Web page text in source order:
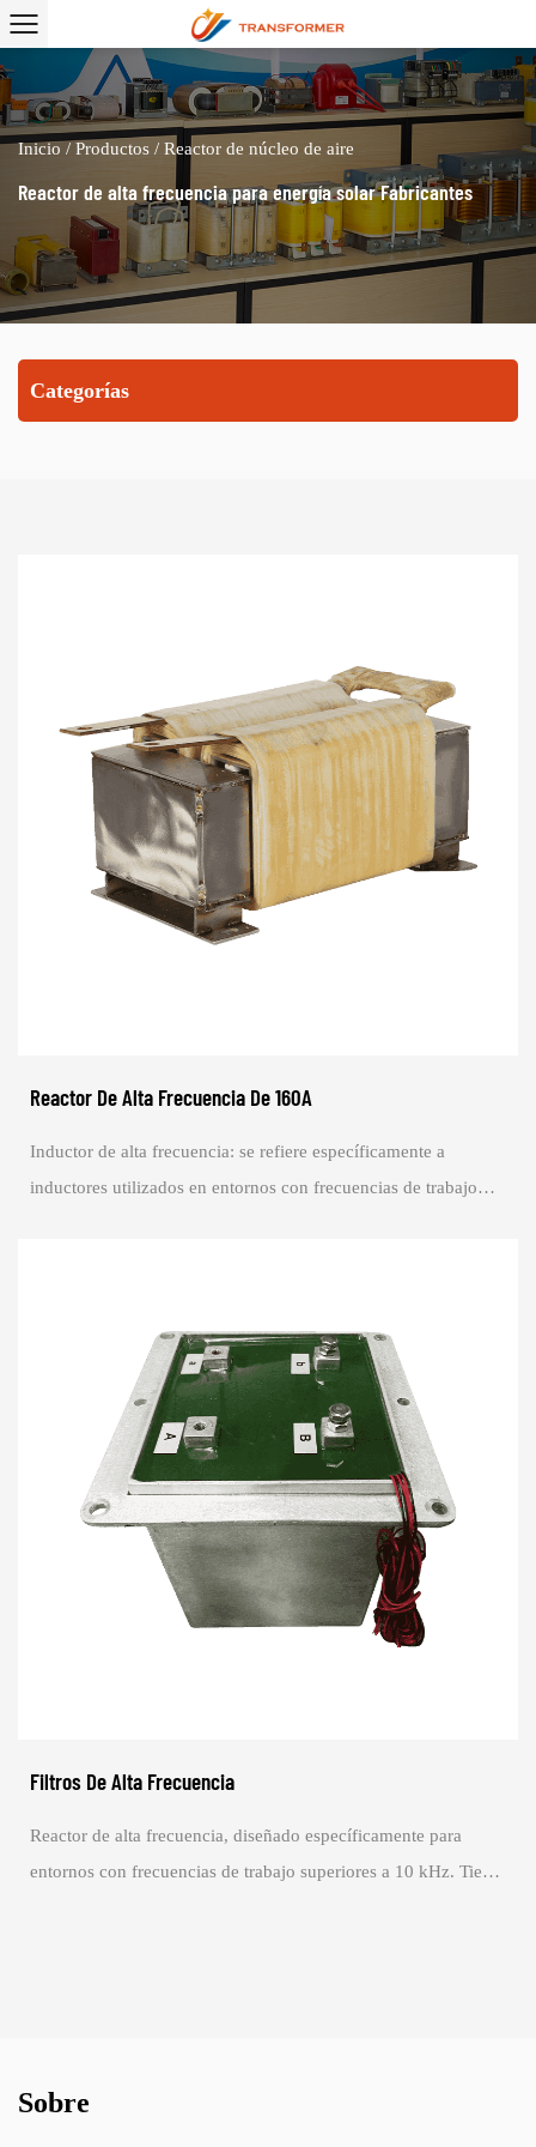
Inicio / Productos / Reactor de núcleo de aire
Reactor de alta frecuencia para energía solar Fabricantes
Categorías
Reactor De Alta Frecuencia De 160A
Inductor de alta frecuencia: se refiere específicamente a
inductores utilizados en entornos con frecuencias de trabajo
Filtros De Alta Frecuencia
Reactor de alta frecuencia, diseñado específicamente para
entornos con frecuencias de trabajo superiores a 10 kHz. Tiene
Sobre